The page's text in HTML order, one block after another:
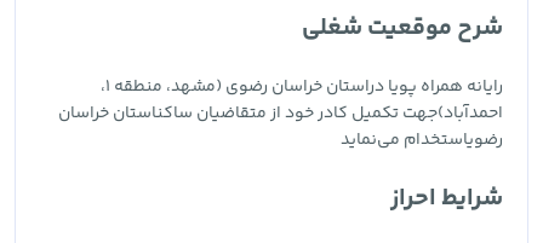
شرح موقعیت شغلی
رایانه همراه پویا دراستان خراسان رضوی (مشهد، منطقه ۱،
احمدآباد)جهت تکمیل کادر خود از متقاضیان ساکناستان خراسان
رضویاستخدام می‌نماید
شرایط احراز